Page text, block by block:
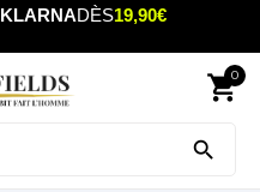
KLARNADÈS19,90€
shopping_cart
0
